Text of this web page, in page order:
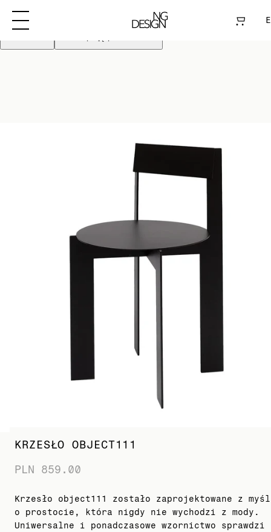
strony. Kontynuując akceptujesz pliki
KRZESŁO OBJECT111
PLN 859.00
Krzesło object111 zostało zaprojektowane z
o prostocie, która nigdy nie wychodzi z mody.
Uniwersalne i ponadczasowe wzornictwo sprawdzi